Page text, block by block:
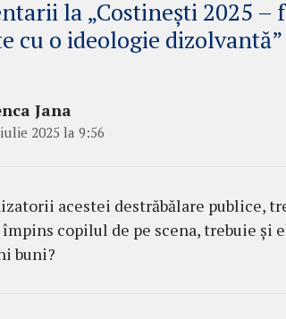
la „Costinești 2025
cu o ideologie dizolvantă”
Jana
2025 la 9:56
acestei destrăbălare publice,
împins copilul de pe scena, trebuie și
buni?